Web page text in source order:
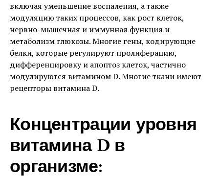
включая уменьшение воспаления, а также
модуляцию таких процессов, как рост клеток,
нервно-мышечная и иммунная функция и
метаболизм глюкозы. Многие гены, кодирующие
белки, которые регулируют пролиферацию,
дифференцировку и апоптоз клеток, частично
модулируются витамином D. Многие ткани имеют
рецепторы витамина D.
Концентрации уровня
витамина D в
организме: